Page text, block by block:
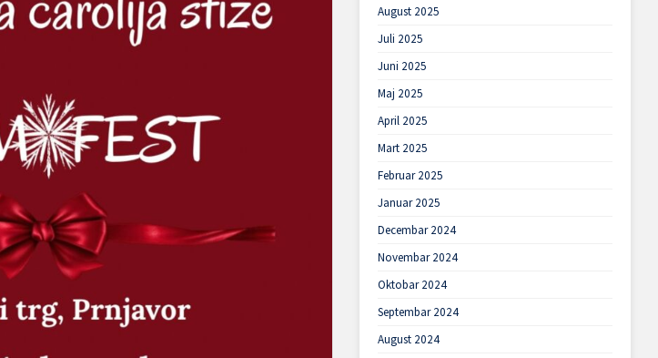
August 2025
Juli 2025
Juni 2025
Maj 2025
April 2025
Mart 2025
Februar 2025
Januar 2025
Decembar 2024
Novembar 2024
Oktobar 2024
Septembar 2024
August 2024